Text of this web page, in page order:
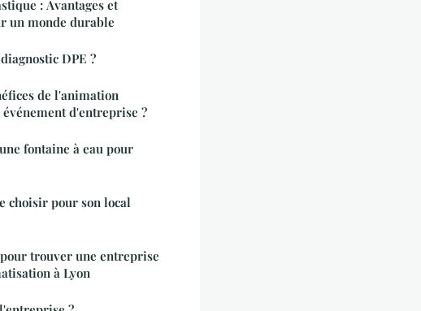
: Avantages et
un monde durable
DPE ?
de l'animation
d'entreprise ?
fontaine à eau pour
choisir pour son local
trouver une entreprise
à Lyon